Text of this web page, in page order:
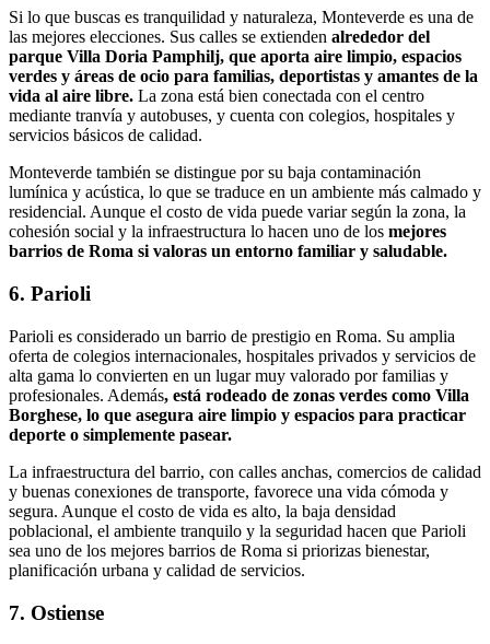
Si lo que buscas es tranquilidad y naturaleza, Monteverde es una de
las mejores elecciones. Sus calles se extienden alrededor del
parque Villa Doria Pamphilj, que aporta aire limpio, espacios
verdes y áreas de ocio para familias, deportistas y amantes de la
vida al aire libre. La zona está bien conectada con el centro
mediante tranvía y autobuses, y cuenta con colegios, hospitales y
servicios básicos de calidad.
Monteverde también se distingue por su baja contaminación
lumínica y acústica, lo que se traduce en un ambiente más calmado y
residencial. Aunque el costo de vida puede variar según la zona, la
cohesión social y la infraestructura lo hacen uno de los mejores
barrios de Roma si valoras un entorno familiar y saludable.
6. Parioli
Parioli es considerado un barrio de prestigio en Roma. Su amplia
oferta de colegios internacionales, hospitales privados y servicios de
alta gama lo convierten en un lugar muy valorado por familias y
profesionales. Además, está rodeado de zonas verdes como Villa
Borghese, lo que asegura aire limpio y espacios para practicar
deporte o simplemente pasear.
La infraestructura del barrio, con calles anchas, comercios de calidad
y buenas conexiones de transporte, favorece una vida cómoda y
segura. Aunque el costo de vida es alto, la baja densidad
poblacional, el ambiente tranquilo y la seguridad hacen que Parioli
sea uno de los mejores barrios de Roma si priorizas bienestar,
planificación urbana y calidad de servicios.
7. Ostiense